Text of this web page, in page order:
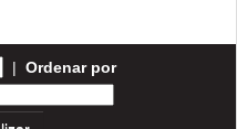
| Ordenar por